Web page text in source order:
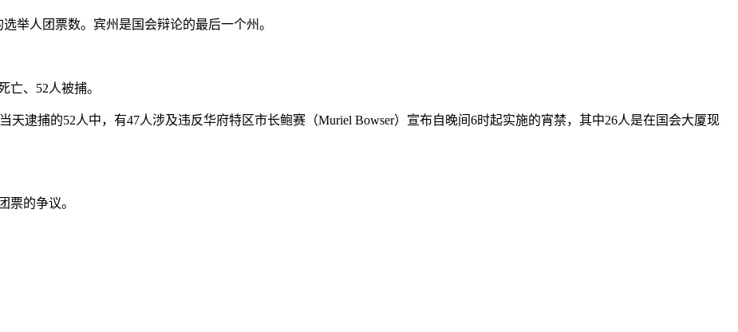
举人团票数。宾州是国会辩论的最后一个州。
、52人被捕。
天逮捕的52人中，有47人涉及违反华府特区市长鲍赛（Muriel Bowser）宣布自晚间6时起实施的宵禁，其中26人是在国会大厦现
票的争议。